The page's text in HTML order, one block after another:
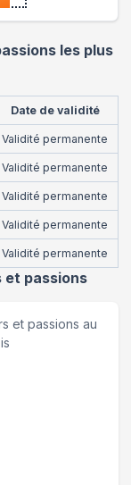
les plus
Date de validité
Validité permanente
Validité permanente
Validité permanente
Validité permanente
Validité permanente
et passions
et passions au